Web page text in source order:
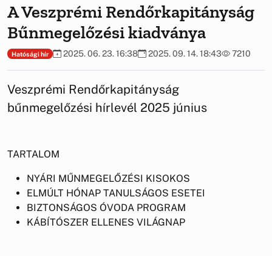
A Veszprémi Rendőrkapitányság
Bűnmegelőzési kiadványa
Hatósági hír 2025. 06. 23. 16:38 2025. 09. 14. 18:43 7210
Veszprémi Rendőrkapitányság
bűnmegelőzési hírlevél 2025 június
TARTALOM
NYÁRI MŰNMEGELŐZÉSI KISOKOS
ELMÚLT HÓNAP TANULSÁGOS ESETEI
BIZTONSÁGOS ÓVODA PROGRAM
KÁBÍTÓSZER ELLENES VILÁGNAP